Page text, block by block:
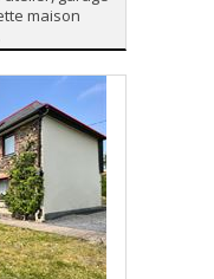
maison